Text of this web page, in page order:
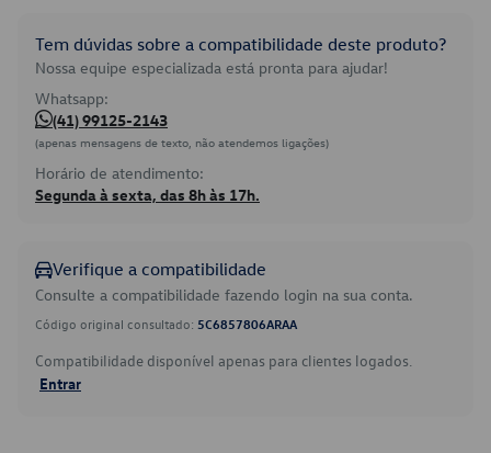
Tem dúvidas sobre a compatibilidade deste produto?
Nossa equipe especializada está pronta para ajudar!
Whatsapp:
(41) 99125-2143
(apenas mensagens de texto, não atendemos ligações)
Horário de atendimento:
Segunda à sexta, das 8h às 17h.
Verifique a compatibilidade
Consulte a compatibilidade fazendo login na sua conta.
Código original consultado: 5C6857806ARAA
Compatibilidade disponível apenas para clientes logados.
Entrar